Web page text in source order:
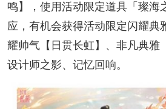
鸣】，使用活动限定道具「璨海
应，有机会获得活动限定闪耀典
耀帅气【日贯长虹】、非凡典雅
设计师之影、记忆回响。